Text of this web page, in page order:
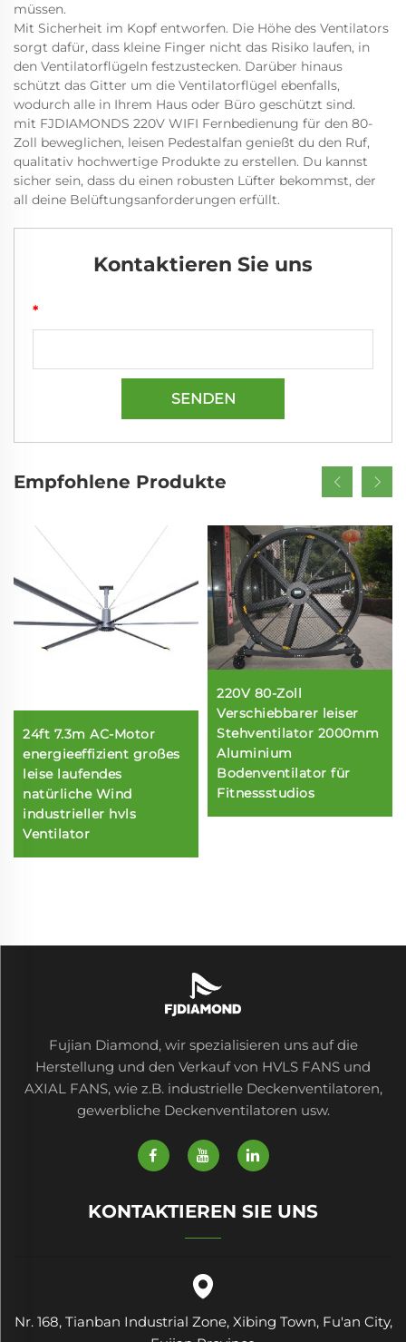
müssen.
Mit Sicherheit im Kopf entworfen. Die Höhe des Ventilators
sorgt dafür, dass kleine Finger nicht das Risiko laufen, in
den Ventilatorflügeln festzustecken. Darüber hinaus
schützt das Gitter um die Ventilatorflügel ebenfalls,
wodurch alle in Ihrem Haus oder Büro geschützt sind.
mit FJDIAMONDS 220V WIFI Fernbedienung für den 80-
Zoll beweglichen, leisen Pedestalfan genießt du den Ruf,
qualitativ hochwertige Produkte zu erstellen. Du kannst
sicher sein, dass du einen robusten Lüfter bekommst, der
all deine Belüftungsanforderungen erfüllt.
Kontaktieren Sie uns
*
SENDEN
Empfohlene Produkte
24ft 7.3m AC-Motor
energieeffizient großes
leise laufendes
natürliche Wind
industrieller hvls
Ventilator
220V 80-Zoll
Verschiebbarer leiser
Stehventilator 2000mm
Aluminium
Bodenventilator für
Fitnessstudios
Fujian Diamond, wir spezialisieren uns auf die
Herstellung und den Verkauf von HVLS FANS und
AXIAL FANS, wie z.B. industrielle Deckenventilatoren,
gewerbliche Deckenventilatoren usw.
KONTAKTIEREN SIE UNS
Nr. 168, Tianban Industrial Zone, Xibing Town, Fu'an City,